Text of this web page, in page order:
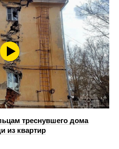
треснувшего дома
из квартир